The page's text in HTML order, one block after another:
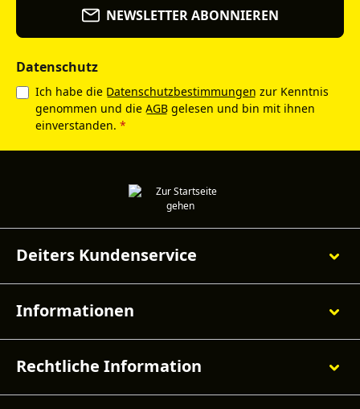
NEWSLETTER ABONNIEREN
Datenschutz
Ich habe die Datenschutzbestimmungen zur Kenntnis
genommen und die AGB gelesen und bin mit ihnen
einverstanden. *
Deiters Kundenservice
Informationen
Rechtliche Information